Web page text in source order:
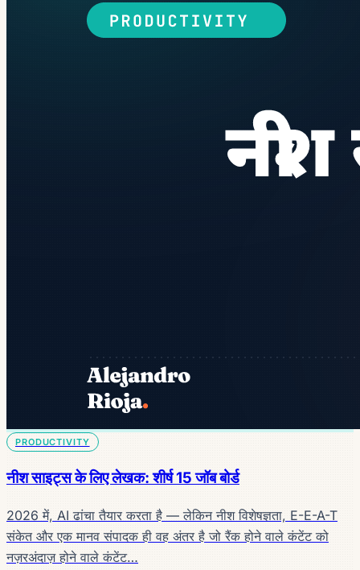
PRODUCTIVITY
नीश साइट्स के लिए लेखक: शीर्ष 15 जॉब बोर्ड
2026 में, AI ढांचा तैयार करता है — लेकिन नीश विशेषज्ञता, E-E-A-T
संकेत और एक मानव संपादक ही वह अंतर है जो रैंक होने वाले कंटेंट को
नज़रअंदाज़ होने वाले कंटेंट…